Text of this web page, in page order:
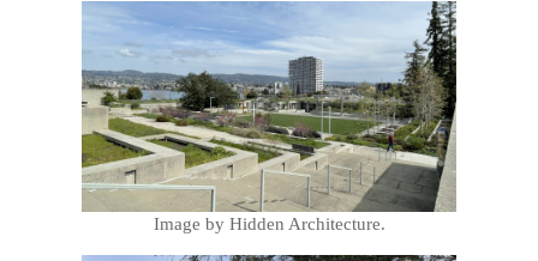
Image by Hidden Architecture.